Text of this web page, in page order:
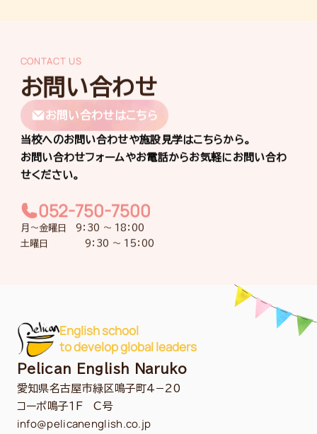
CONTACT US
お問い合わせ
お問い合わせはこちら
当校へのお問い合わせや施設見学はこちらから。
お問い合わせフォームやお電話からお気軽にお問い合わ
せください。
052-750-7500
月〜金曜日 9：30 〜 18：00
土曜日 9：30 〜 15：00
English school
to develop global leaders
Pelican English Naruko
愛知県名古屋市緑区鳴子町4−20
コーポ鳴子１F C号
info@pelicanenglish.co.jp